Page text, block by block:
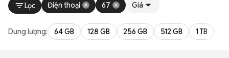
Lọc Điện thoại 67 Giá
Dung lượng: 64 GB 128 GB 256 GB 512 GB 1 TB